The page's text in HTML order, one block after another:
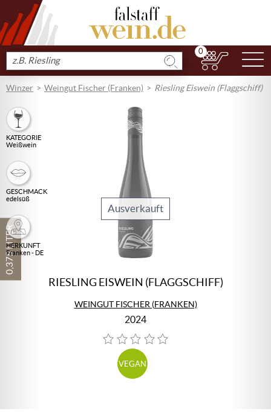
Produkt
suchen
0
Winzer Weingut Fischer (Franken) Riesling Eiswein (Flaggschiff)
0,375 LITER
KATEGORIE
Weißwein
GESCHMACK
edelsüß
HERKUNFT
Franken - DE
Ausverkauft
RIESLING EISWEIN (FLAGGSCHIFF)
WEINGUT FISCHER (FRANKEN)
2024
VEGAN